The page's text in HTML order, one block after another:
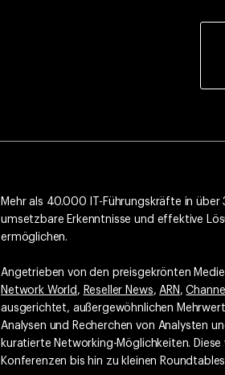
Mehr als 40.000 IT-Führungskräfte in über
umsetzbare Erkenntnisse und effektive
ermöglichen.
Angetrieben von den preisgekrönten
Network World , Reseller News,ARN ,
ausgerichtet, außergewöhnlichen
Analysen und Recherchen von Analysten
kuratierte Networking-Möglichkeiten.
Konferenzen bis hin zu kleinen